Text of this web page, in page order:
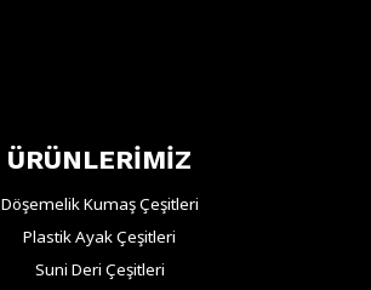
ÜRÜNLERİMİZ
Döşemelik Kumaş Çeşitleri
Plastik Ayak Çeşitleri
Suni Deri Çeşitleri